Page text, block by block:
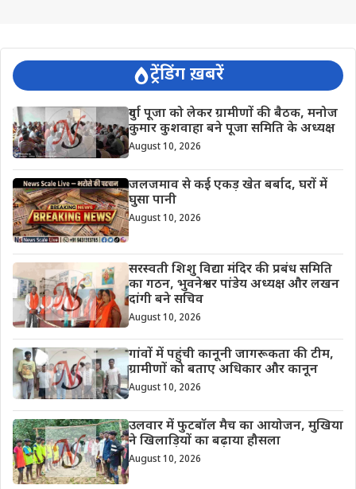
ट्रेंडिंग ख़बरें
दुर्गा पूजा को लेकर ग्रामीणों की बैठक, मनोज
कुमार कुशवाहा बने पूजा समिति के अध्यक्ष
August 10, 2026
जलजमाव से कई एकड़ खेत बर्बाद, घरों में
घुसा पानी
August 10, 2026
सरस्वती शिशु विद्या मंदिर की प्रबंध समिति
का गठन, भुवनेश्वर पांडेय अध्यक्ष और लखन
दांगी बने सचिव
August 10, 2026
गांवों में पहुंची कानूनी जागरूकता की टीम,
ग्रामीणों को बताए अधिकार और कानून
August 10, 2026
उलवार में फुटबॉल मैच का आयोजन, मुखिया
ने खिलाड़ियों का बढ़ाया हौसला
August 10, 2026